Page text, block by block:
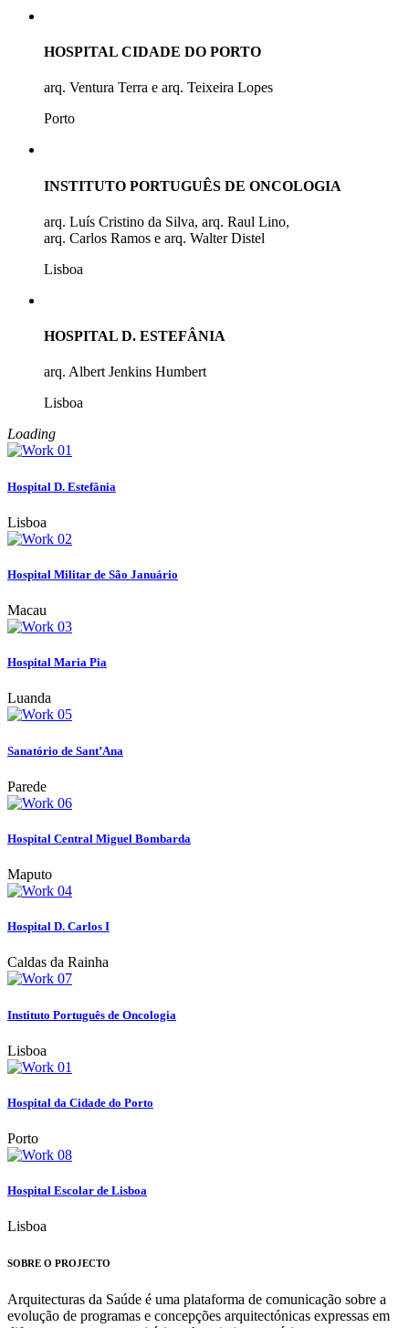
HOSPITAL CIDADE DO PORTO
arq. Ventura Terra e arq. Teixeira Lopes
Porto
INSTITUTO PORTUGUÊS DE ONCOLOGIA
arq. Luís Cristino da Silva, arq. Raul Lino,
arq. Carlos Ramos e arq. Walter Distel
Lisboa
HOSPITAL D. ESTEFÂNIA
arq. Albert Jenkins Humbert
Lisboa
Loading
Hospital D. Estefânia
Lisboa
Hospital Militar de São Januário
Macau
Hospital Maria Pia
Luanda
Sanatório de Sant’Ana
Parede
Hospital Central Miguel Bombarda
Maputo
Hospital D. Carlos I
Caldas da Rainha
Instituto Português de Oncologia
Lisboa
Hospital da Cidade do Porto
Porto
Hospital Escolar de Lisboa
Lisboa
SOBRE O PROJECTO
Arquitecturas da Saúde é uma plataforma de comunicação sobre a
evolução de programas e concepções arquitectónicas expressas em